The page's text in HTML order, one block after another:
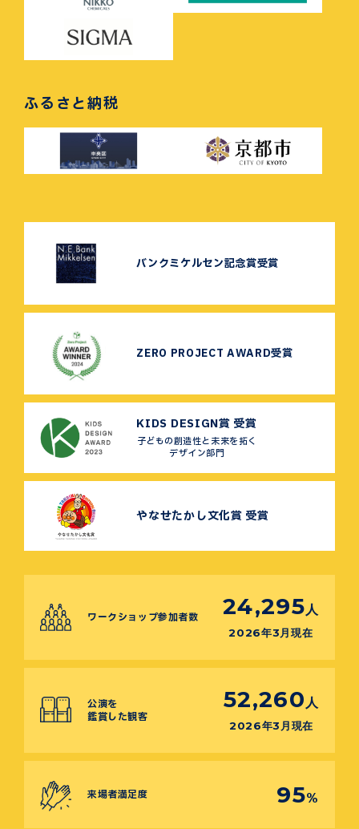
ふるさと納税
バンクミケルセン記念賞受賞
ZERO PROJECT AWARD受賞
KIDS DESIGN賞 受賞
子どもの創造性と未来を拓く
デザイン部門
やなせたかし文化賞 受賞
ワークショップ参加者数 24,295 人
2026年3月現在
公演を
鑑賞した観客
52,260 人
2026年3月現在
来場者満足度 95%